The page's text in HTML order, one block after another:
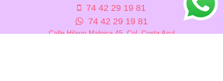
74 42 29 19 81
74 42 29 19 81
Calle Hilario Malpica 45, Col. Costa Azul